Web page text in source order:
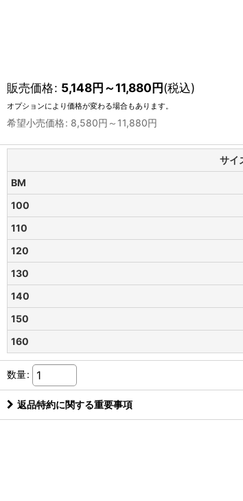
販売価格: 5,148円～11,880円(税込)
オプションにより価格が変わる場合もあります。
希望小売価格: 8,580円 ～11,880円
サイ
BM
100
110
120
130
140
150
160
数量:
返品特約に関する重要事項